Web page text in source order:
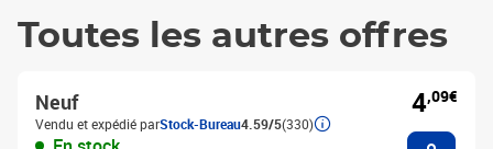
Toutes les autres offres
Neuf
Vendu et expédié parStock-Bureau4.59/5(330)
4,09€